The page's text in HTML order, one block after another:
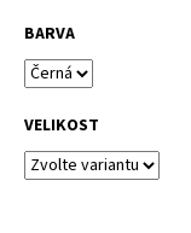
BARVA
VELIKOST
D
o
p
o